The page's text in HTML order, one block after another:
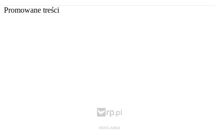
Promowane treści